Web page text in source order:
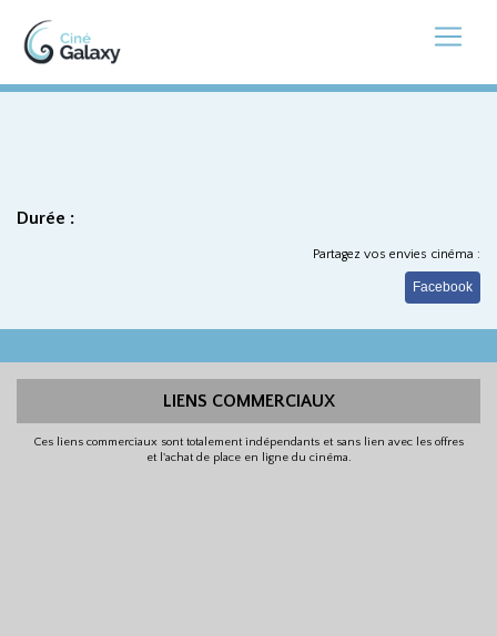
Durée :
Partagez vos envies cinéma :
Facebook
LIENS COMMERCIAUX
Ces liens commerciaux sont totalement indépendants et sans lien avec les offres
et l'achat de place en ligne du cinéma.